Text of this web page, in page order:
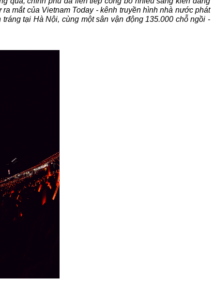
mắt của Vietnam Today - kênh truyền hình nhà nước phát
tại Hà Nội, cùng một sân vận động 135.000 chỗ ngồi -